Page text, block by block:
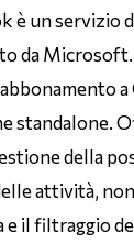
è un servizio
da Microsoft.
standalone.
della
attività,
il filtraggio